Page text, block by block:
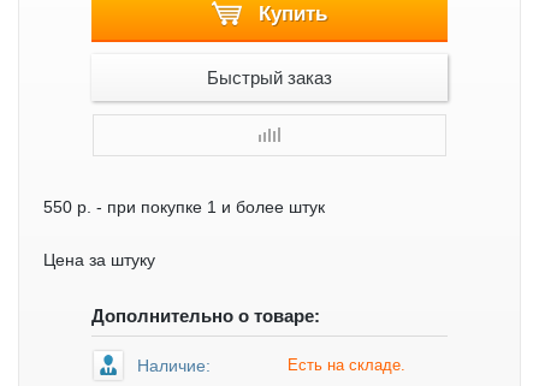
Купить
Быстрый заказ
550 р. - при покупке 1 и более штук
Цена за штуку
Дополнительно о товаре:
Наличие: Есть на складе.